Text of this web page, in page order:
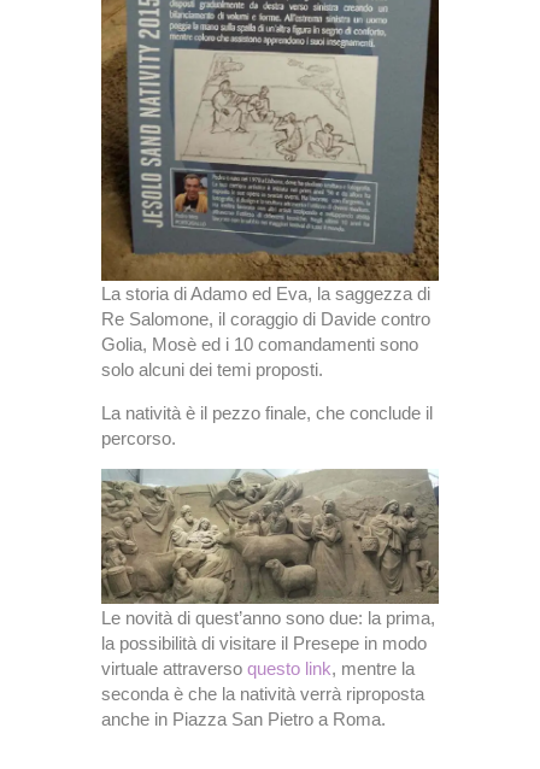
La storia di Adamo ed Eva, la saggezza di
Re Salomone, il coraggio di Davide contro
Golia, Mosè ed i 10 comandamenti sono
solo alcuni dei temi proposti.
La natività è il pezzo finale, che conclude il
percorso.
Le novità di quest’anno sono due: la prima,
la possibilità di visitare il Presepe in modo
virtuale attraverso questo link, mentre la
seconda è che la natività verrà riproposta
anche in Piazza San Pietro a Roma.